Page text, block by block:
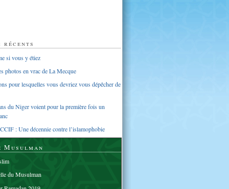
si vous y étiez
photos en vrac de La Mecque
pour lesquelles vous devriez vous dépêcher de
du Niger voient pour la première fois un
: Une décennie contre l’islamophobie
Musulman
du Musulman